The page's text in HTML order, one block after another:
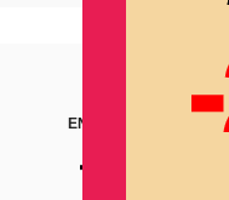
ENCUÉNTRANOS EN